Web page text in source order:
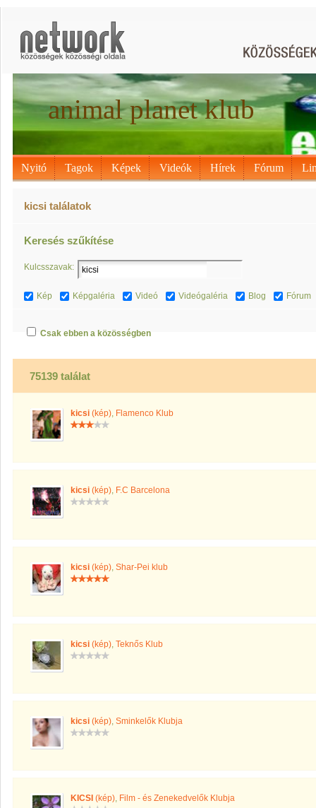
animal planet klub
Nyitó Tagok Képek Videók Hírek Fórum
kicsi találatok
Keresés szűkítése
Kulcsszavak:
Kép Képgaléria Videó Videógaléria Blog Fórum
Csak ebben a közösségben
75139 találat
kicsi (kép), Flamenco Klub
kicsi (kép), F.C Barcelona
kicsi (kép), Shar-Pei klub
kicsi (kép), Teknős Klub
kicsi (kép), Sminkelők Klubja
KICSI (kép), Film - és Zenekedvelők Klubja